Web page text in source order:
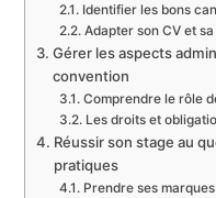
Identifier les bons
Adapter son CV et
Gérer les aspects
convention
Comprendre le rôle
Les droits et
Réussir son stage au
pratiques
Prendre ses